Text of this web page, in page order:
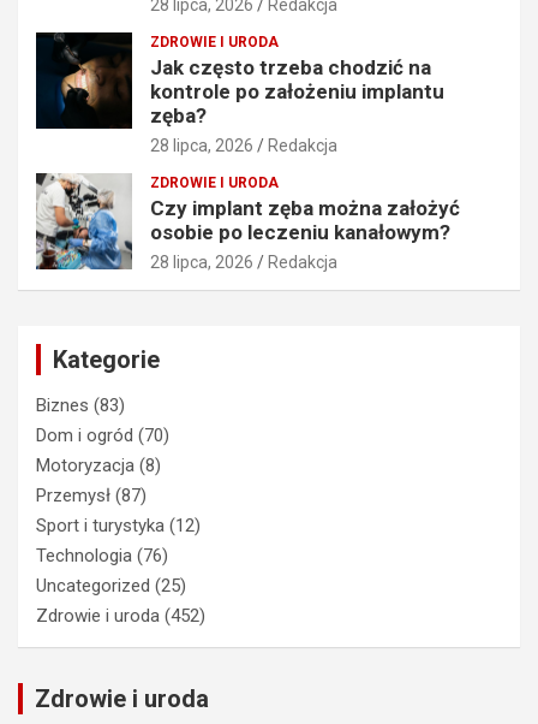
28 lipca, 2026 Redakcja
ZDROWIE I URODA
Jak często trzeba chodzić na
kontrole po założeniu implantu
zęba?
28 lipca, 2026 Redakcja
ZDROWIE I URODA
Czy implant zęba można założyć
osobie po leczeniu kanałowym?
28 lipca, 2026 Redakcja
Kategorie
Biznes (83)
Dom i ogród (70)
Motoryzacja (8)
Przemysł (87)
Sport i turystyka (12)
Technologia (76)
Uncategorized (25)
Zdrowie i uroda (452)
Zdrowie i uroda